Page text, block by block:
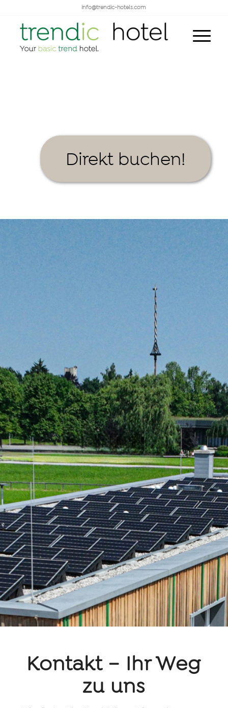
info@trendic-hotels.com
Direkt buchen!
Kontakt – Ihr Weg
zu uns